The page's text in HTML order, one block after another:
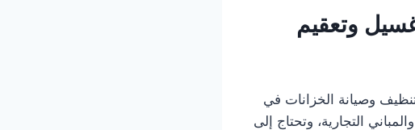
خزانات بمكة 0575409339 – غسيل وتعقيم
وصيانة الخزانات في
التجارية، وتحتاج إلى